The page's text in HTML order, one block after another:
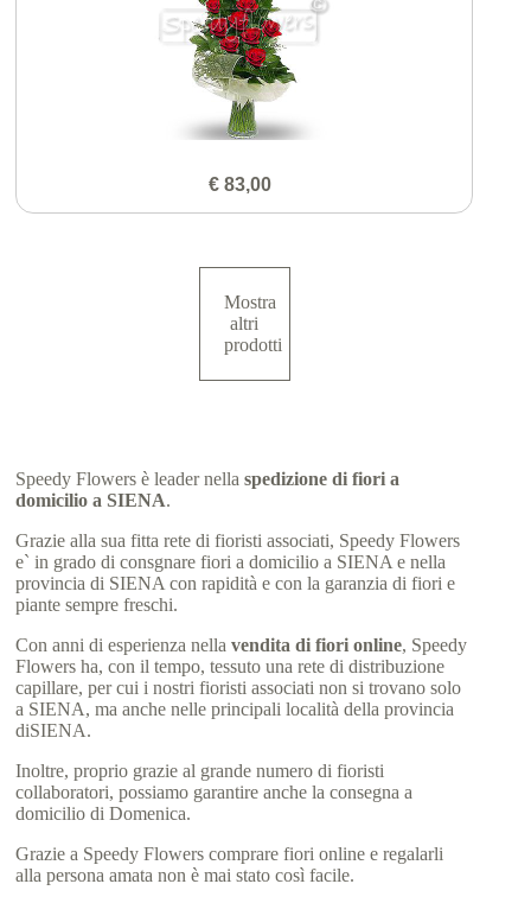
€ 83,00
Mostra
altri
prodotti
Speedy Flowers è leader nellaspedizione di fiori a
domicilio a SIENA.
Grazie alla sua fitta rete di fioristi associati, Speedy Flowers
e` in grado di consgnare fiori a domicilio a SIENA e nella
provincia di SIENA con rapidità e con la garanzia di fiori e
piante sempre freschi.
Con anni di esperienza nellavendita di fiori online, Speedy
Flowers ha, con il tempo, tessuto una rete di distribuzione
capillare, per cui i nostri fioristi associati non si trovano solo
a SIENA, ma anche nelle principali località della provincia
diSIENA.
Inoltre, proprio grazie al grande numero di fioristi
collaboratori, possiamo garantire anche la consegna a
domicilio di Domenica.
Grazie a Speedy Flowers comprare fiori online e regalarli
alla persona amata non è mai stato così facile.